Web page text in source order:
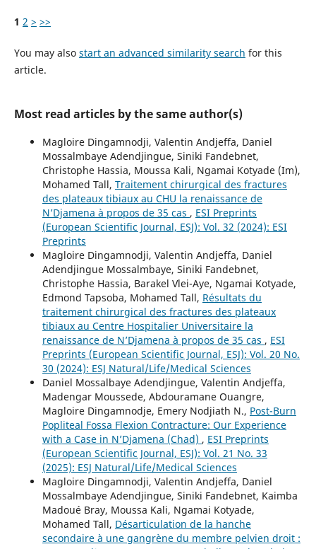
1 2 > >>
You may also start an advanced similarity search for this
article.
Most read articles by the same author(s)
Magloire Dingamnodji, Valentin Andjeffa, Daniel
Mossalmbaye Adendjingue, Siniki Fandebnet,
Christophe Hassia, Moussa Kali, Ngamai Kotyade (Im),
Mohamed Tall, Traitement chirurgical des fractures
des plateaux tibiaux au CHU la renaissance de
N’Djamena à propos de 35 cas , ESI Preprints
(European Scientific Journal, ESJ): Vol. 32 (2024): ESI
Preprints
Magloire Dingamnodji, Valentin Andjeffa, Daniel
Adendjingue Mossalmbaye, Siniki Fandebnet,
Christophe Hassia, Barakel Vlei-Aye, Ngamai Kotyade,
Edmond Tapsoba, Mohamed Tall, Résultats du
traitement chirurgical des fractures des plateaux
tibiaux au Centre Hospitalier Universitaire la
renaissance de N’Djamena à propos de 35 cas , ESI
Preprints (European Scientific Journal, ESJ): Vol. 20 No.
30 (2024): ESJ Natural/Life/Medical Sciences
Daniel Mossalbaye Adendjingue, Valentin Andjeffa,
Madengar Moussede, Abdouramane Ouangre,
Magloire Dingamnodje, Emery Nodjiath N., Post-Burn
Popliteal Fossa Flexion Contracture: Our Experience
with a Case in N’Djamena (Chad) , ESI Preprints
(European Scientific Journal, ESJ): Vol. 21 No. 33
(2025): ESJ Natural/Life/Medical Sciences
Magloire Dingamnodji, Valentin Andjeffa, Daniel
Mossalmbaye Adendjingue, Siniki Fandebnet, Kaimba
Madoué Bray, Moussa Kali, Ngamai Kotyade,
Mohamed Tall, Désarticulation de la hanche
secondaire à une gangrène du membre pelvien droit :